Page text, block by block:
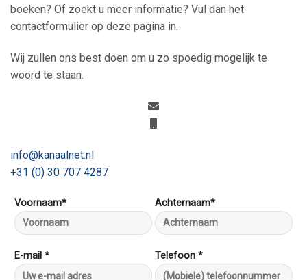
boeken? Of zoekt u meer informatie? Vul dan het
contactformulier op deze pagina in.
Wij zullen ons best doen om u zo spoedig mogelijk te
woord te staan.
info@kanaalnet.nl
+31 (0) 30 707 4287
Voornaam* Achternaam*
E-mail * Telefoon *